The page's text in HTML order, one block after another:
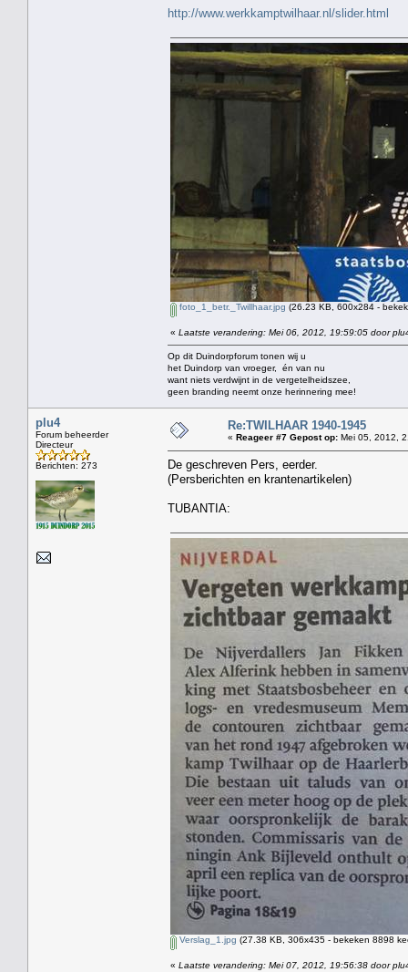
http://www.werkkamptwilhaar.nl/slider.html
foto_1_betr._Twillhaar.jpg (26.23 KB, 600x284 -
« Laatste verandering: Mei 06, 2012, 19:59:05 door
Op dit Duindorpforum tonen wij u
het Duindorp van vroeger, én van nu
want niets verdwijnt in de vergetelheidszee,
geen branding neemt onze herinnering mee!
plu4
Forum beheerder
Directeur
Berichten: 273
Re:TWILHAAR 1940-1945
« Reageer #7 Gepost op: Mei 05, 2012,
De geschreven Pers, eerder.
(Persberichten en krantenartikelen)
TUBANTIA:
Verslag_1.jpg (27.38 KB, 306x435 - bekeken 8898
« Laatste verandering: Mei 07, 2012, 19:56:38 door